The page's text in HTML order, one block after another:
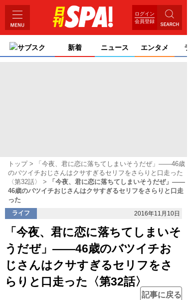
ログイン
会員登録
サブスク 新着 ニュース エンタメ
トップ
「今夜、君に恋に落ちてしまいそうだぜ」――46歳
のバツイチおじさんはクサすぎるセリフをさらりと口走った
〈第32話〉
「今夜、君に恋に落ちてしまいそうだぜ」――
46歳のバツイチおじさんはクサすぎるセリフをさらりと口走
った
ライフ 2016年11月10日
「今夜、君に恋に落ちてしまいそ
うだぜ」――46歳のバツイチお
じさんはクサすぎるセリフをさ
らりと口走った〈第32話〉
記事に戻る